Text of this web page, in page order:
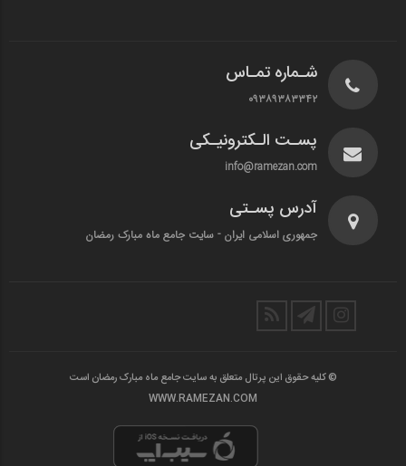
شـماره تمـاس
۰۹۳۸۹۳۸۳۳۴۲
پسـت الـکترونیـکی
info@ramezan.com
آدرس پسـتی
جمهوری اسلامی ایران - سایت جامع ماه مبارک رمضان
© کلیه حقوق این پرتال متعلق به سایت جامع ماه مبارک رمضان است
WWW.RAMEZAN.COM